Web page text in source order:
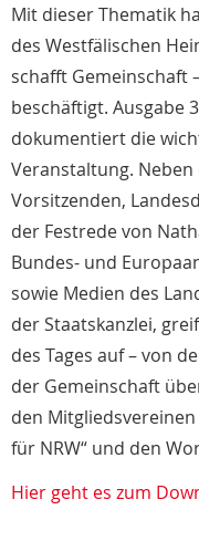
Mit dieser Thematik
des Westfälischen
schafft Gemeinschaft
beschäftigt. Ausgabe
dokumentiert die
Veranstaltung.
Vorsitzenden,
der Festrede von
Bundes- und
sowie Medien des
der Staatskanzlei,
des Tages auf – von
der Gemeinschaft
den
für NRW“ und den
Hier geht es zum